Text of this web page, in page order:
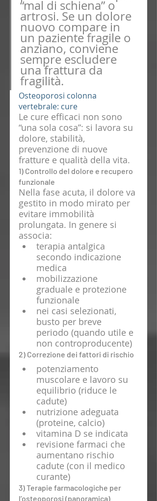
“mal di schiena” o
artrosi. Se un dolore
nuovo compare in
un paziente fragile o
anziano, conviene
sempre escludere
una frattura da
fragilità.
Osteoporosi colonna
vertebrale: cure
Le cure efficaci non sono
“una sola cosa”: si lavora su
dolore, stabilità,
prevenzione di nuove
fratture e qualità della vita.
1) Controllo del dolore e recupero
funzionale
Nella fase acuta, il dolore va
gestito in modo mirato per
evitare immobilità
prolungata. In genere si
associa:
terapia antalgica
secondo indicazione
medica
mobilizzazione
graduale e protezione
funzionale
nei casi selezionati,
busto per breve
periodo (quando utile e
non controproducente)
2) Correzione dei fattori di rischio
potenziamento
muscolare e lavoro su
equilibrio (riduce le
cadute)
nutrizione adeguata
(proteine, calcio)
vitamina D se indicata
revisione farmaci che
aumentano rischio
cadute (con il medico
curante)
3) Terapie farmacologiche per
l’osteoporosi (panoramica)